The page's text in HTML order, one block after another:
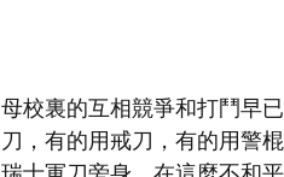
母校裏的互相競爭和打鬥早
刀，有的用戒刀，有的用警